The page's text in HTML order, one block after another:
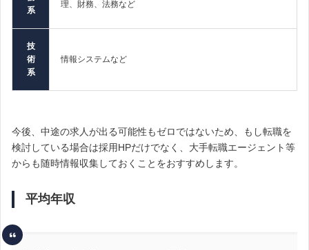
系
理、財務、法務など
技
術
系
情報システムなど
今後、中途の求人が出る可能性もゼロではないため、
もし転職を
検討している場合は採用HPだけでなく、大手転職エージェント等
からも随時情報収集しておくことをおすすめします。
平均年収